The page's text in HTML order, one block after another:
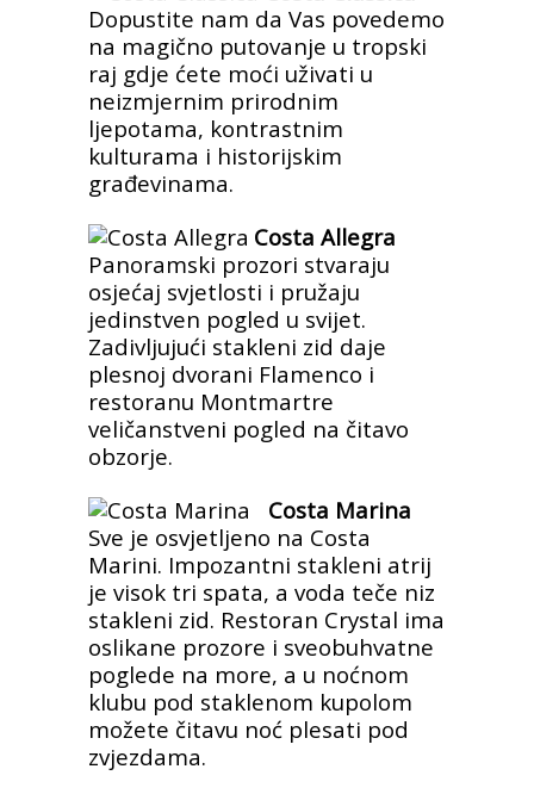
Dopustite nam da Vas povedemo
na magično putovanje u tropski
raj gdje ćete moći uživati u
neizmjernim prirodnim
ljepotama, kontrastnim
kulturama i historijskim
građevinama.
Costa Allegra
Panoramski prozori stvaraju
osjećaj svjetlosti i pružaju
jedinstven pogled u svijet.
Zadivljujući stakleni zid daje
plesnoj dvorani Flamenco i
restoranu Montmartre
veličanstveni pogled na čitavo
obzorje.
Costa Marina
Sve je osvjetljeno na Costa
Marini. Impozantni stakleni atrij
je visok tri spata, a voda teče niz
stakleni zid. Restoran Crystal ima
oslikane prozore i sveobuhvatne
poglede na more, a u noćnom
klubu pod staklenom kupolom
možete čitavu noć plesati pod
zvjezdama.